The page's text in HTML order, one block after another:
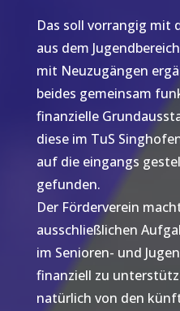
Das soll vorrangig mit
aus dem
mit Neuzugängen
beides gemeinsam
finanzielle
diese im TuS
auf die eingangs
gefunden.
Der Förderverein
ausschließlichen
im Senioren- und
finanziell zu
natürlich von den